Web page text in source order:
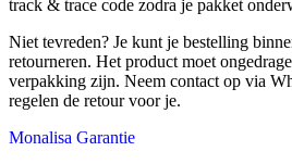
track & trace code zodra je pakket
Niet tevreden? Je kunt je bestelling
retourneren. Het product moet
verpakking zijn. Neem contact op via
regelen de retour voor je.
Monalisa Garantie